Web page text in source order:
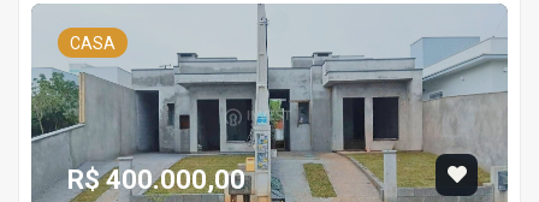
CASA
R$ 400.000,00